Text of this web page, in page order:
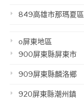
849高雄市那瑪夏區
o屏東地區
900屏東縣屏東市
909屏東縣麟洛鄉
920屏東縣潮州鎮